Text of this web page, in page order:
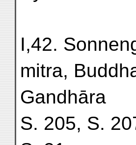
I,42.
mitra,
Gandhāra
S. 205, S.